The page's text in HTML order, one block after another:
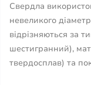
Свердла
невеликого
відрізняються за
шестигранний),
твердосплав) та